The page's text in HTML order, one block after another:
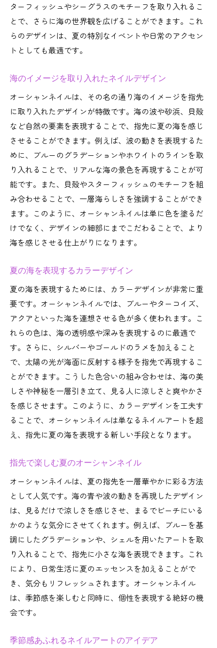
ターフィッシュやシーグラスのモチーフを取り入れるこ
とで、さらに海の世界観を広げることができます。これ
らのデザインは、夏の特別なイベントや日常のアクセン
トとしても最適です。
海のイメージを取り入れたネイルデザイン
オーシャンネイルは、その名の通り海のイメージを指先
に取り入れたデザインが特徴です。海の波や砂浜、貝殻
など自然の要素を表現することで、指先に夏の海を感じ
させることができます。例えば、波の動きを表現するた
めに、ブルーのグラデーションやホワイトのラインを取
り入れることで、リアルな海の景色を再現することが可
能です。また、貝殻やスターフィッシュのモチーフを組
み合わせることで、一層海らしさを強調することができ
ます。このように、オーシャンネイルは単に色を塗るだ
けでなく、デザインの細部にまでこだわることで、より
海を感じさせる仕上がりになります。
夏の海を表現するカラーデザイン
夏の海を表現するためには、カラーデザインが非常に重
要です。オーシャンネイルでは、ブルーやターコイズ、
アクアといった海を連想させる色が多く使われます。こ
れらの色は、海の透明感や深みを表現するのに最適で
す。さらに、シルバーやゴールドのラメを加えること
で、太陽の光が海面に反射する様子を指先で再現するこ
とができます。こうした色合いの組み合わせは、海の美
しさや神秘を一層引き立て、見る人に涼しさと爽やかさ
を感じさせます。このように、カラーデザインを工夫す
ることで、オーシャンネイルは単なるネイルアートを超
え、指先に夏の海を表現する新しい手段となります。
指先で楽しむ夏のオーシャンネイル
オーシャンネイルは、夏の指先を一層華やかに彩る方法
として人気です。海の青や波の動きを再現したデザイン
は、見るだけで涼しさを感じさせ、まるでビーチにいる
かのような気分にさせてくれます。例えば、ブルーを基
調にしたグラデーションや、シェルを用いたアートを取
り入れることで、指先に小さな海を表現できます。これ
により、日常生活に夏のエッセンスを加えることがで
き、気分もリフレッシュされます。オーシャンネイル
は、季節感を楽しむと同時に、個性を表現する絶好の機
会です。
季節感あふれるネイルアートのアイデア